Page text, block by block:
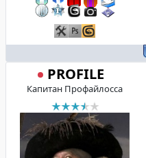
PROFILE
Капитан Профайлосса